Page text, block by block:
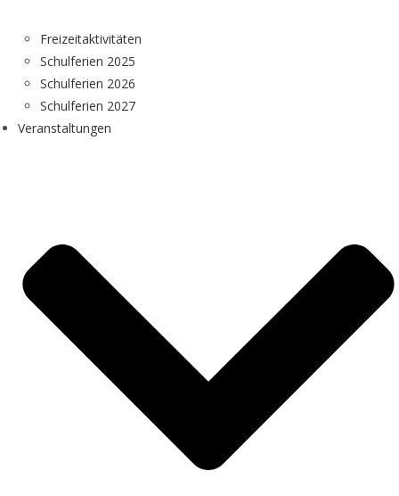
Freizeitaktivitäten
Schulferien 2025
Schulferien 2026
Schulferien 2027
Veranstaltungen